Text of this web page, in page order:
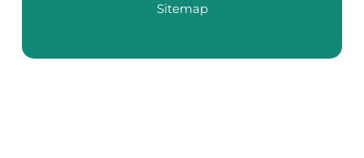
Sitemap